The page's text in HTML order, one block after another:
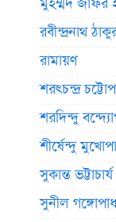
মুহম্মদ জাফর
রবীন্দ্রনাথ
রামায়ণ
শরৎচন্দ্র
শরদিন্দু
শীর্ষেন্দু
সুকান্ত ভট্টাচার্য
সুনীল